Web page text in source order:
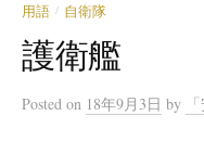
プ
用語 / 自衛隊
護衛艦
Posted on 18年9月3日 by